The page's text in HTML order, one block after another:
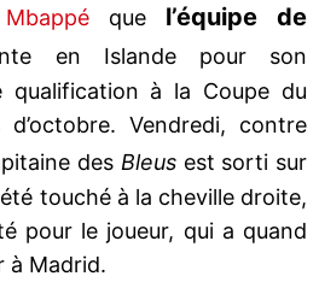
que l’équipe de
en Islande pour son
qualification à la Coupe du
Vendredi, contre
des Bleus est sorti sur
touché à la cheville droite,
pour le joueur, qui a quand
à Madrid.